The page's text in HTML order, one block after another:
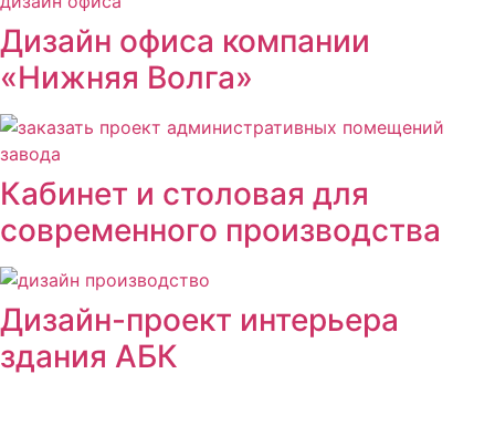
Дизайн офиса компании
«Нижняя Волга»
Кабинет и столовая для
современного производства
Дизайн-проект интерьера
здания АБК